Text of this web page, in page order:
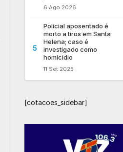
6 Ago 2026
5
Policial aposentado é
morto a tiros em Santa
Helena; caso é
investigado como
homicídio
11 Set 2025
[cotacoes_sidebar]